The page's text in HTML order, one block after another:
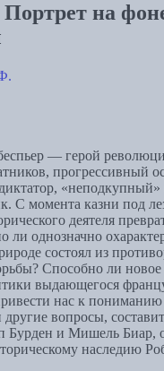
Портрет на
— герой
прогрессивный
С момента казни под
деятеля
ли однозначно
состоял из
Способно ли
выдающегося
нас к пониманию
другие вопросы,
Бурден и Мишель Биар,
наследию